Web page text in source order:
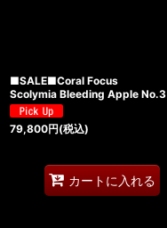
■SALE■Coral Focus
Scolymia Bleeding Apple No.3
79,800円(税込)
カートに入れる